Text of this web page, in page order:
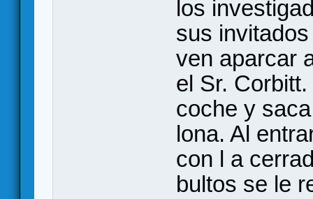
los
sus
ven aparcar
el Sr.
coche y
lona. Al
con l a
bultos se le